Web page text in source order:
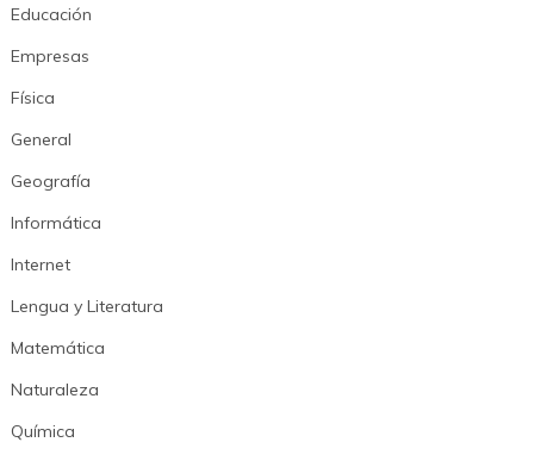
Educación
Empresas
Física
General
Geografía
Informática
Internet
Lengua y Literatura
Matemática
Naturaleza
Química